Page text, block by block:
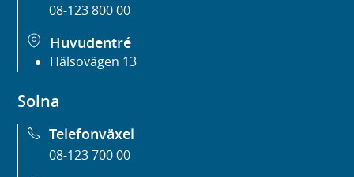
08-123 800 00
Huvudentré
Hälsovägen 13
Solna
Telefonväxel
08-123 700 00